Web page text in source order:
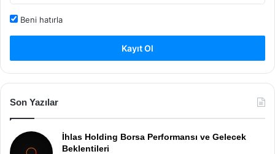
Beni hatırla
Kayıt Ol
Son Yazılar
İhlas Holding Borsa Performansı ve Gelecek
Beklentileri